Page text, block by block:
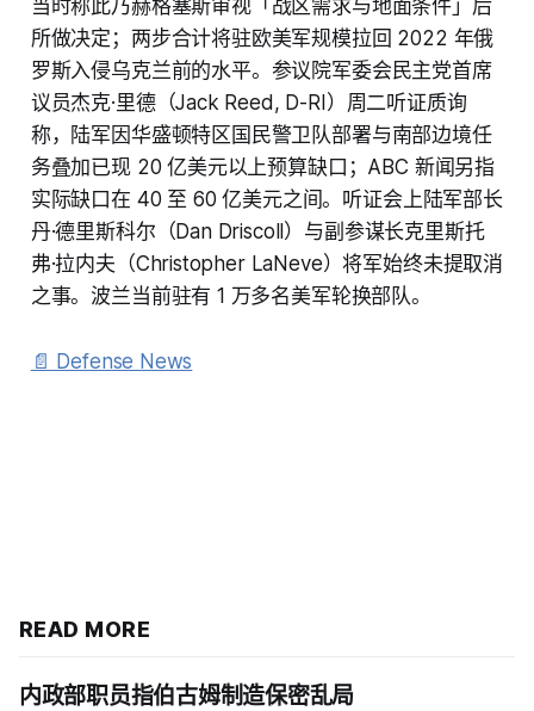
当时称此乃赫格塞斯审视「战区需求与地面条件」后
所做决定；两步合计将驻欧美军规模拉回 2022 年俄
罗斯入侵乌克兰前的水平。参议院军委会民主党首席
议员杰克·里德（Jack Reed, D-RI）周二听证质询
称，陆军因华盛顿特区国民警卫队部署与南部边境任
务叠加已现 20 亿美元以上预算缺口；ABC 新闻另指
实际缺口在 40 至 60 亿美元之间。听证会上陆军部长
丹·德里斯科尔（Dan Driscoll）与副参谋长克里斯托
弗·拉内夫（Christopher LaNeve）将军始终未提取消
之事。波兰当前驻有 1 万多名美军轮换部队。
📄 Defense News
READ MORE
内政部职员指伯古姆制造保密乱局